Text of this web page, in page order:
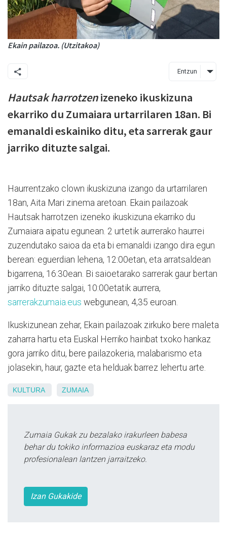
Ekain pailazoa. (Utzitakoa)
Entzun
Hautsak harrotzenizeneko ikuskizuna
ekarriko du Zumaiara urtarrilaren 18an. Bi
emanaldi eskainiko ditu, eta sarrerak gaur
jarriko dituzte salgai.
Haurrentzako clown ikuskizuna izango da urtarrilaren
18an, Aita Mari zinema aretoan. Ekain pailazoak
Hautsak harrotzen izeneko ikuskizuna ekarriko du
Zumaiara aipatu egunean. 2 urtetik aurrerako haurrei
zuzendutako saioa da eta bi emanaldi izango dira egun
berean: eguerdian lehena, 12:00etan, eta arratsaldean
bigarrena, 16:30ean. Bi saioetarako sarrerak gaur bertan
jarriko dituzte salgai, 10:00etatik aurrera,
sarrerakzumaia.eus webgunean, 4,35 euroan.
Ikuskizunean zehar, Ekain pailazoak zirkuko bere maleta
zaharra hartu eta Euskal Herriko hainbat txoko hankaz
gora jarriko ditu, bere pailazokeria, malabarismo eta
jolasekin, haur, gazte eta helduak barrez lehertu arte.
KULTURA ZUMAIA
Zumaia Gukak zu bezalako irakurleen babesa
behar du tokiko informazioa euskaraz eta modu
profesionalean lantzen jarraitzeko.
Izan Gukakide